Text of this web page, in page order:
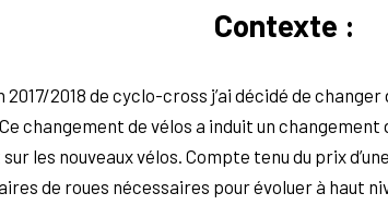
Contexte :
2017/2018 de cyclo-cross j’ai décidé de
changement de vélos a induit un
les nouveaux vélos. Compte tenu du prix
de roues nécessaires pour évoluer à haut